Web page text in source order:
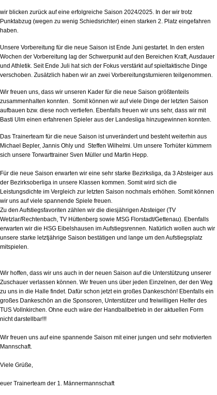
wir blicken zurück auf eine erfolgreiche Saison 2024/2025. In der wir trotz
Punktabzug (wegen zu wenig Schiedsrichter) einen starken 2. Platz eingefahren
haben.
Unsere Vorbereitung für die neue Saison ist Ende Juni gestartet. In den ersten
Wochen der Vorbereitung lag der Schwerpunkt auf den Bereichen Kraft, Ausdauer
und Athletik. Seit Ende Juli hat sich der Fokus verstärkt auf spieltaktische Dinge
verschoben. Zusätzlich haben wir an zwei Vorbereitungsturnieren teilgenommen.
Wir freuen uns, dass wir unseren Kader für die neue Saison größtenteils
zusammenhalten konnten. Somit können wir auf viele Dinge der letzten Saison
aufbauen bzw. diese noch vertiefen. Ebenfalls freuen wir uns sehr, dass wir mit
Basti Ulm einen erfahrenen Spieler aus der Landesliga hinzugewinnen konnten.
Das Trainerteam für die neue Saison ist unverändert und besteht weiterhin aus
Michael Bepler, Jannis Ohly und Steffen Wilhelmi. Um unsere Torhüter kümmern
sich unsere Torwarttrainer Sven Müller und Martin Hepp.
Für die neue Saison erwarten wir eine sehr starke Bezirksliga, da 3 Absteiger aus
der Bezirksoberliga in unsere Klassen kommen. Somit wird sich die
Leistungsdichte im Vergleich zur letzten Saison nochmals erhöhen. Somit können
wir uns auf viele spannende Spiele freuen.
Zu den Aufstiegsfavoriten zählen wir die diesjährigen Absteiger (TV
Wetzlar/Rechtenbach, TV Hüttenberg sowie MSG Florstadt/Gettenau). Ebenfalls
erwarten wir die HSG Eibelshausen im Aufstiegsrennen. Natürlich wollen auch wir
unsere starke letztjährige Saison bestätigen und lange um den Aufstiegsplatz
mitspielen.
Wir hoffen, dass wir uns auch in der neuen Saison auf die Unterstützung unserer
Zuschauer verlassen können. Wir freuen uns über jeden Einzelnen, der den Weg
zu uns in die Halle findet. Dafür schon jetzt ein großes Dankeschön! Ebenfalls ein
großes Dankeschön an die Sponsoren, Unterstützer und freiwilligen Helfer des
TUS Vollnkirchen. Ohne euch wäre der Handballbetrieb in der aktuellen Form
nicht darstellbar!!!
Wir freuen uns auf eine spannende Saison mit einer jungen und sehr motivierten
Mannschaft.
Viele Grüße,
euer Trainerteam der 1. Männermannschaft